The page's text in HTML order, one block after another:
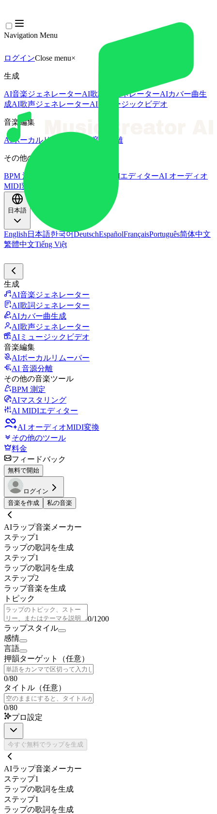
Navigation Menu
ログインClose menu×
生成
AI音楽ジェネレーターAI歌詞ジェネレーターAIカバー曲生
成AI歌声ジェネレーターAIミュージックビデオ
音楽編集
AIボーカルリムーバー AI 音源分離
その他の音楽ツール
BPM 測定 AI MIDIエディターAI オーディオ
MIDI変換
日本語
English 日本語한국어DeutschEspañolFrançaisPortuguês简体中文
繁體中文Tiếng Việt
生成
AI音楽ジェネレーター
AI歌詞ジェネレーター
AIカバー曲生成
AI歌声ジェネレーター
AIミュージックビデオ
音楽編集
AIボーカルリムーバー
AI 音源分離
その他の音楽ツール
BPM 測定
AIマスタリング
AI MIDIエディター
AI オーディオMIDI変換
その他のツール
料金
フィードバック
無料で開始
ログイン
音楽を作成
私の音楽
AIラップ音楽メーカー
ステップ1
ラップの歌詞を生成
ステップ1
ラップの歌詞を生成
ステップ2
ラップ音楽を生成
トピック
0/1200
ラップスタイル
感情
言語
押韻ターゲット（任意）
0/80
タイトル（任意）
0/80
プロ設定
今すぐ無料でラップを生成
AIラップ音楽メーカー
ステップ1
ラップの歌詞を生成
ステップ1
ラップの歌詞を生成